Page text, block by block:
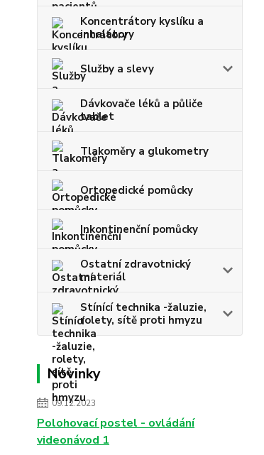
Koncentrátory kyslíku a
inhalátory
Služby a slevy
Dávkovače léků a půliče
tablet
Tlakoměry a glukometry
Ortopedické pomůcky
Inkontinenční pomůcky
Ostatní zdravotnický
materiál
Stínící technika -žaluzie,
rolety, sítě proti hmyzu
Novinky
09.12.2023
Polohovací postel - ovládání
videonávod 1